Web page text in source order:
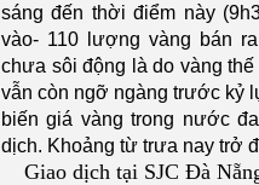
sáng đến thời điểm này
vào- 110 lượng vàng bán
chưa sôi động là do vàng
vẫn còn ngỡ ngàng trước kỷ
biến giá vàng trong nước
dịch. Khoảng từ trưa nay trở
Giao dịch tại SJC Đà